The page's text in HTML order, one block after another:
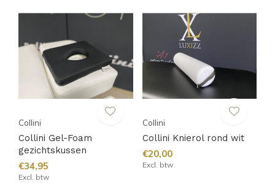
Collini
Collini Gel-Foam
gezichtskussen
€34,95
Excl. btw
Collini
Collini Knierol rond wit
€20,00
Excl. btw